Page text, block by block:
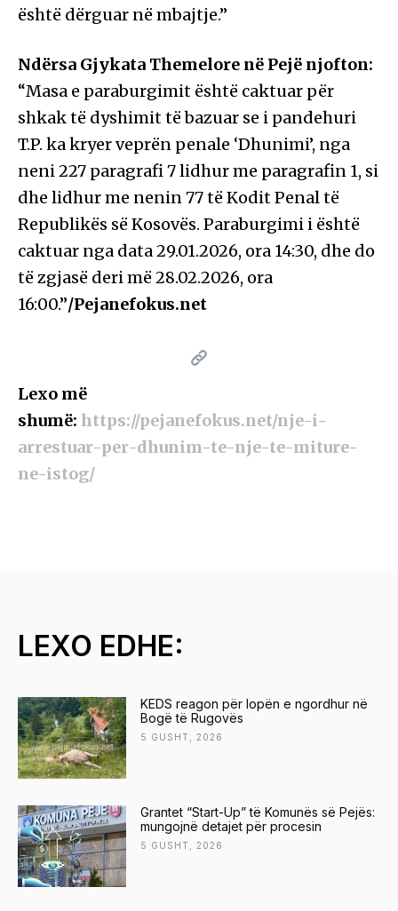
është dërguar në mbajtje.”
Ndërsa Gjykata Themelore në Pejë njofton:
“Masa e paraburgimit është caktuar për
shkak të dyshimit të bazuar se i pandehuri
T.P. ka kryer veprën penale ‘Dhunimi’, nga
neni 227 paragrafi 7 lidhur me paragrafin 1, si
dhe lidhur me nenin 77 të Kodit Penal të
Republikës së Kosovës. Paraburgimi i është
caktuar nga data 29.01.2026, ora 14:30, dhe do
të zgjasë deri më 28.02.2026, ora
16:00.”/Pejanefokus.net
Lexo më
shumë: https://pejanefokus.net/nje-i-
arrestuar-per-dhunim-te-nje-te-miture-
ne-istog/
LEXO EDHE:
KEDS reagon për lopën e ngordhur në
Bogë të Rugovës
5 GUSHT, 2026
Grantet “Start-Up” të Komunës së Pejës:
mungojnë detajet për procesin
5 GUSHT, 2026